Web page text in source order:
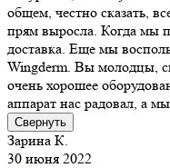
общем, честно сказать,
прям выросла. Когда мы
доставка. Еще мы
Wingderm. Вы молодцы,
очень хорошее
аппарат нас радовал, а
Свернуть
Зарина К.
30 июня 2022